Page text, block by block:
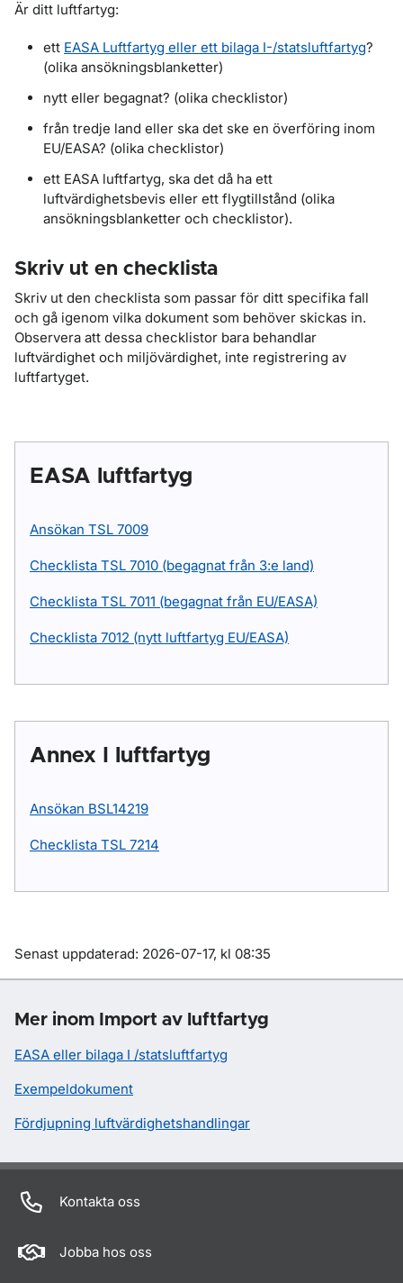
Är ditt luftfartyg:
ett EASA Luftfartyg eller ett bilaga I-/statsluftfartyg?
(olika ansökningsblanketter)
nytt eller begagnat? (olika checklistor)
från tredje land eller ska det ske en överföring inom
EU/EASA? (olika checklistor)
ett EASA luftfartyg, ska det då ha ett
luftvärdighetsbevis eller ett flygtillstånd (olika
ansökningsblanketter och checklistor).
Skriv ut en checklista
Skriv ut den checklista som passar för ditt specifika fall
och gå igenom vilka dokument som behöver skickas in.
Observera att dessa checklistor bara behandlar
luftvärdighet och miljövärdighet, inte registrering av
luftfartyget.
EASA luftfartyg
Ansökan TSL 7009
Checklista TSL 7010 (begagnat från 3:e land)
Checklista TSL 7011 (begagnat från EU/EASA)
Checklista 7012 (nytt luftfartyg EU/EASA)
Annex I luftfartyg
Ansökan BSL14219
Checklista TSL 7214
Om sidan
Senast uppdaterad: 2026-07-17, kl 08:35
Mer inom Import av luftfartyg
EASA eller bilaga I /statsluftfartyg
Exempeldokument
Fördjupning luftvärdighetshandlingar
Kontakta oss
Jobba hos oss